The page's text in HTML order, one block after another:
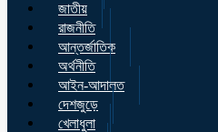
জাতীয়
রাজনীতি
আন্তর্জাতিক
অর্থনীতি
আইন-আদালত
দেশজুড়ে
খেলাধুলা